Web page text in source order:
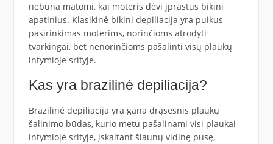
nebūna matomi, kai moteris dėvi įprastus bikini
apatinius. Klasikinė bikini depiliacija yra puikus
pasirinkimas moterims, norinčioms atrodyti
tvarkingai, bet nenorinčioms pašalinti visų plaukų
intymioje srityje.
Kas yra brazilinė depiliacija?
Brazilinė depiliacija yra gana drąsesnis plaukų
šalinimo būdas, kurio metu pašalinami visi plaukai
intymioje srityje, įskaitant šlaunų vidinę pusę,